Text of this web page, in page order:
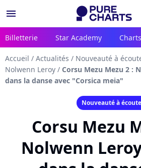
menu
Billetterie Star Academy
Accueil / Actualités / Nouveauté à
Nolwenn Leroy / Corsu Mezu Mezu 2 :
dans la danse avec "Corsica meia"
Nouveauté à
Corsu Mezu
Nolwenn